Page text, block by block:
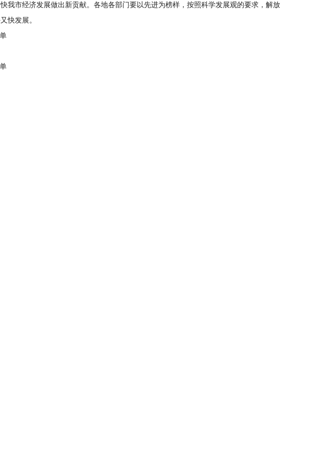
市经济发展做出新贡献。各地各部门要以先进为榜样，按照科学发展观的要求，解放
快发展。